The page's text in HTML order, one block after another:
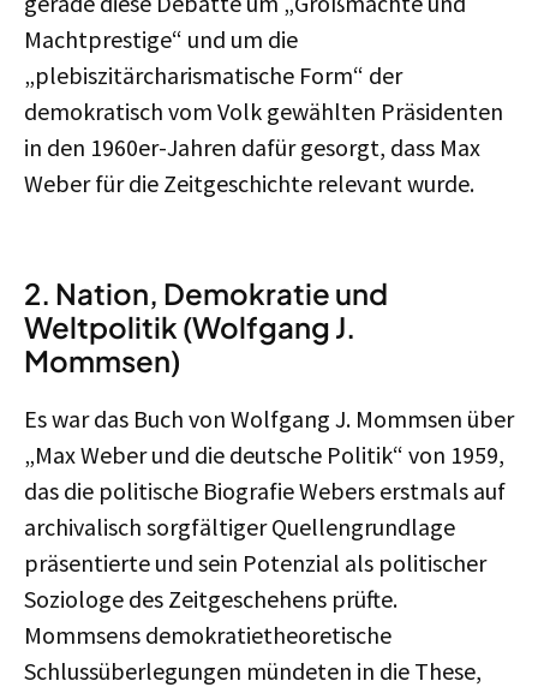
Machtprestige“ und um die
„plebiszitärcharismatische Form“ der
demokratisch vom Volk gewählten Präsidenten
in den 1960er-Jahren dafür gesorgt, dass Max
Weber für die Zeitgeschichte relevant wurde.
2. Nation, Demokratie und
Weltpolitik (Wolfgang J.
Mommsen)
Es war das Buch von Wolfgang J. Mommsen über
„Max Weber und die deutsche Politik“ von 1959,
das die politische Biografie Webers erstmals auf
archivalisch sorgfältiger Quellengrundlage
präsentierte und sein Potenzial als politischer
Soziologe des Zeitgeschehens prüfte.
Mommsens demokratietheoretische
Schlussüberlegungen mündeten in die These,